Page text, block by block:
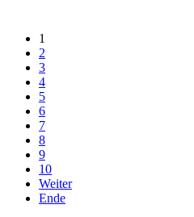
1
2
3
4
5
6
7
8
9
10
Weiter
Ende